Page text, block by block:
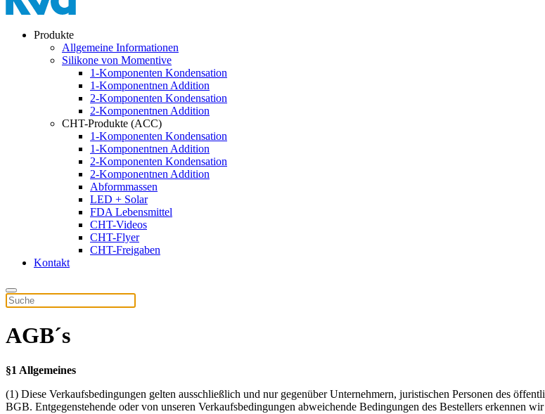
Produkte
Allgemeine Informationen
Silikone von Momentive
1-Komponenten Kondensation
1-Komponentnen Addition
2-Komponenten Kondensation
2-Komponentnen Addition
CHT-Produkte (ACC)
1-Komponenten Kondensation
1-Komponentnen Addition
2-Komponenten Kondensation
2-Komponentnen Addition
Abformmassen
LED + Solar
FDA Lebensmittel
CHT-Videos
CHT-Flyer
CHT-Freigaben
Kontakt
AGB´s
§1 Allgemeines
(1) Diese Verkaufsbedingungen gelten ausschließlich und nur gegenüber Unternehmern, juristischen Personen des
BGB. Entgegenstehende oder von unseren Verkaufsbedingungen abweichende Bedingungen des Bestellers erkennen